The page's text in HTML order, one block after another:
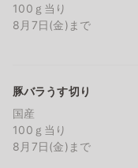
100ｇ当り
8月7日(金)まで
豚バラうす切り
国産
100ｇ当り
8月7日(金)まで